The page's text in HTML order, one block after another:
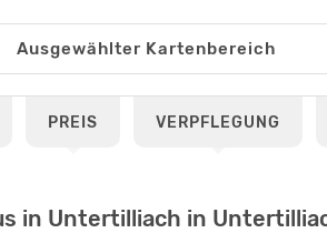
PREIS VERPFLEGUNG
in Untertilliach in